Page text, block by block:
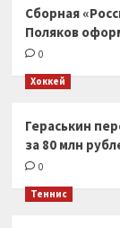
Сборная
Поляков
0
Хоккей
Гераськин
за 80 млн
0
Теннис